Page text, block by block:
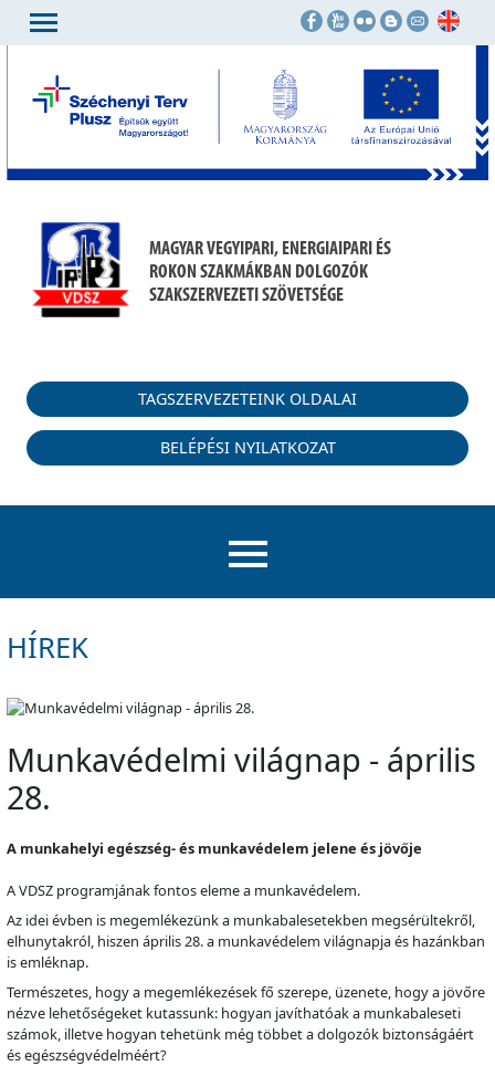
MAGYAR VEGYIPARI, ENERGIAIPARI ÉS
ROKON SZAKMÁKBAN DOLGOZÓK
SZAKSZERVEZETI SZÖVETSÉGE
TAGSZERVEZETEINK OLDALAI
BELÉPÉSI NYILATKOZAT
HÍREK
Munkavédelmi világnap - április
28.
A munkahelyi egészség- és munkavédelem jelene és jövője
A VDSZ programjának fontos eleme a munkavédelem.
Az idei évben is megemlékezünk a munkabalesetekben megsérültekről,
elhunytakról, hiszen április 28. a munkavédelem világnapja és hazánkban
is emléknap.
Természetes, hogy a megemlékezések fő szerepe, üzenete, hogy a jövőre
nézve lehetőségeket kutassunk: hogyan javíthatóak a munkabaleseti
számok, illetve hogyan tehetünk még többet a dolgozók biztonságáért
és egészségvédelméért?